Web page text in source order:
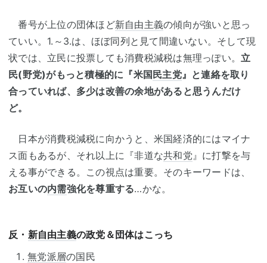
番号が上位の団体ほど新自由主義の傾向が強いと思っ
ていい。1.～3.は、ほぼ同列と見て間違いない。そして現
状では、立民に投票しても消費税減税は無理っぽい。 立
民(野党)がもっと積極的に『米国 民主党』と連絡を取り
合っていれば、多少は改善の余地があると思うんだけ
ど。
日本が消費税減税に向かうと、米国経済的にはマイナ
ス面もあるが、それ以上に『非道な共和党』に打撃を与
える事ができる。この視点は重要。そのキーワードは、
お互いの内需強化を尊重する…かな。
反・ 新自由主義の政党＆団体はこっち
無党派層の国民